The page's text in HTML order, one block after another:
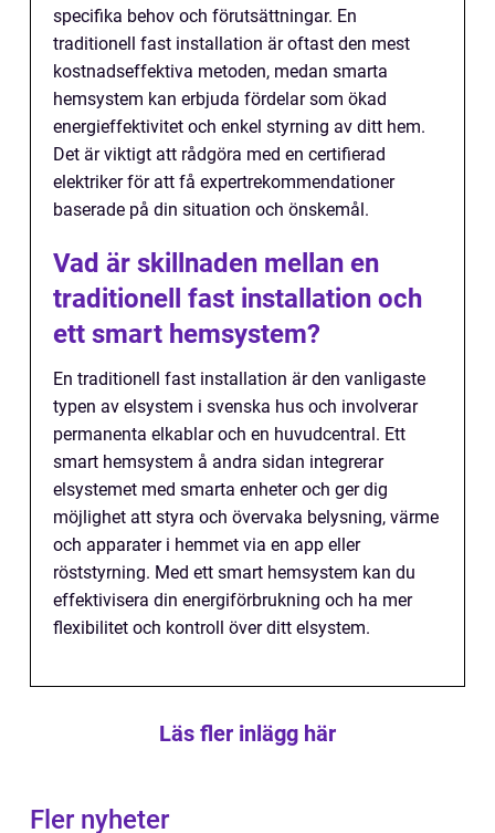
specifika behov och förutsättningar. En
traditionell fast installation är oftast den mest
kostnadseffektiva metoden, medan smarta
hemsystem kan erbjuda fördelar som ökad
energieffektivitet och enkel styrning av ditt hem.
Det är viktigt att rådgöra med en certifierad
elektriker för att få expertrekommendationer
baserade på din situation och önskemål.
Vad är skillnaden mellan en
traditionell fast installation och
ett smart hemsystem?
En traditionell fast installation är den vanligaste
typen av elsystem i svenska hus och involverar
permanenta elkablar och en huvudcentral. Ett
smart hemsystem å andra sidan integrerar
elsystemet med smarta enheter och ger dig
möjlighet att styra och övervaka belysning, värme
och apparater i hemmet via en app eller
röststyrning. Med ett smart hemsystem kan du
effektivisera din energiförbrukning och ha mer
flexibilitet och kontroll över ditt elsystem.
Läs fler inlägg här
Fler nyheter